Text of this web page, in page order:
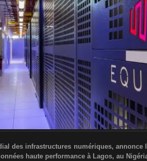
des infrastructures numériques, annonce
haute performance à Lagos, au